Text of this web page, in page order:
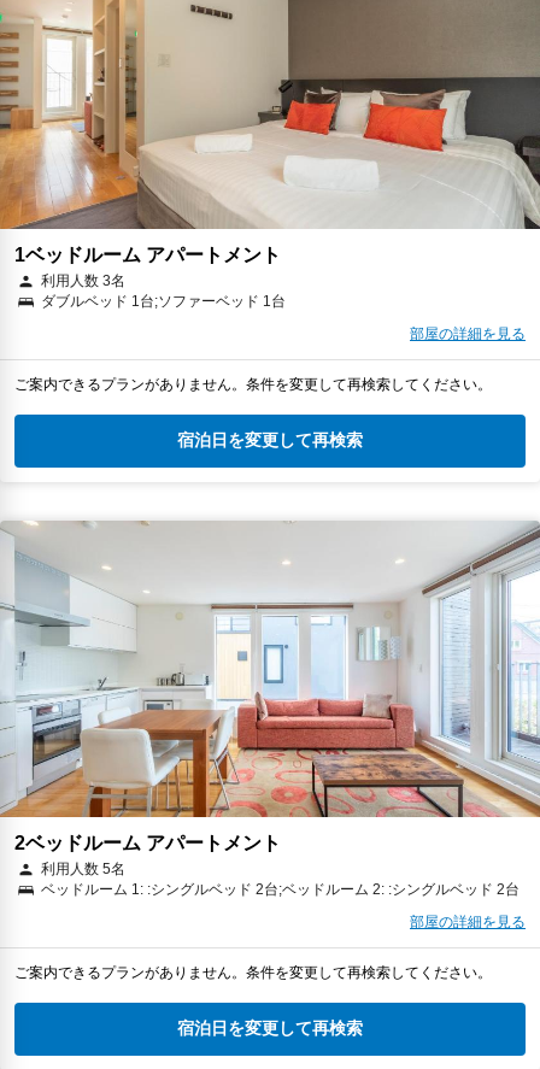
1ベッドルーム アパートメント
利用人数 3名
ダブルベッド 1台;ソファーベッド 1台
部屋の詳細を見る
ご案内できるプランがありません。条件を変更して再検索してください。
宿泊日を変更して再検索
2ベッドルーム アパートメント
利用人数 5名
ベッドルーム 1: :シングルベッド 2台;ベッドルーム 2: :シングルベッド 2台
部屋の詳細を見る
ご案内できるプランがありません。条件を変更して再検索してください。
宿泊日を変更して再検索